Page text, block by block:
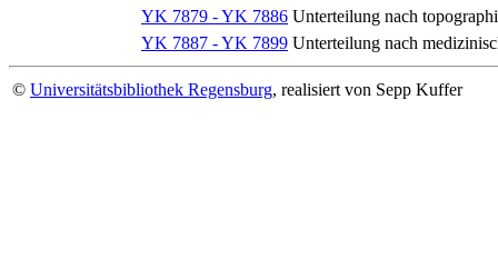
YK 7879 - YK 7886 Unterteilung nach
YK 7887 - YK 7899 Unterteilung nach
© Universitätsbibliothek Regensburg, realisiert von Sepp Kuffer